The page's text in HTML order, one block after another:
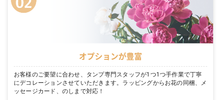
オプションが豊富
お客様のご要望に合わせ、タンプ専門スタッフが1つ1つ手作業で丁寧
にデコレーションさせていただきます。ラッピングからお花の同梱、メ
ッセージカード、のしまで対応！